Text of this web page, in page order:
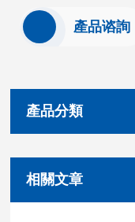
產品谘詢
產品分類
相關文章